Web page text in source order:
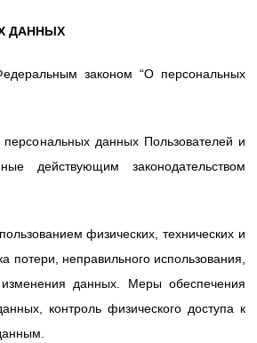
ДАННЫХ
законом “О персональных
данных Пользователей и
действующим законодательством
физических, технических и
неправильного использования,
изменения данных. Меры обеспечения
контроль физического доступа к